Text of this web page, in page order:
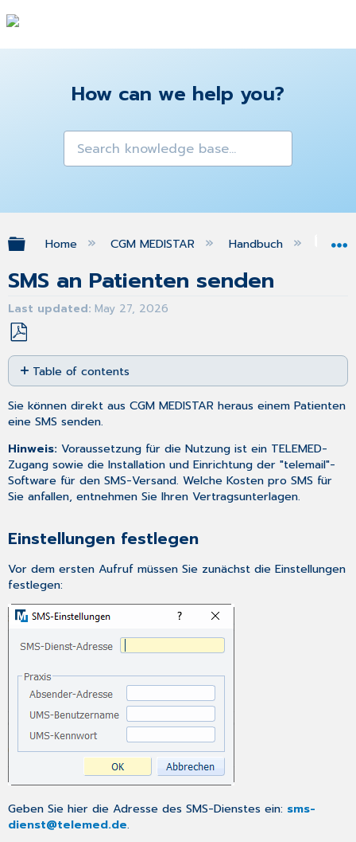
How can we help you?
Expand/collapse global hierarchy
Home CGM MEDISTAR Handbuch
SMS an Patienten senden
Last updated May 27, 2026
Save
as
PDF
Table of contents
festlegen
SMS
an
Patienten
senden
Sie können direkt aus CGM MEDISTAR heraus einem Patienten
eine SMS senden.
Hinweis:Voraussetzung für die Nutzung ist ein TELEMED-
Zugang sowie die Installation und Einrichtung der "telemail"-
Software für den SMS-Versand. Welche Kosten pro SMS für
Sie anfallen, entnehmen Sie Ihren Vertragsunterlagen.
Einstellungen festlegen
Vor dem ersten Aufruf müssen Sie zunächst die Einstellungen
festlegen:
Geben Sie hier die Adresse des SMS-Dienstes ein: sms-
dienst@telemed.de.